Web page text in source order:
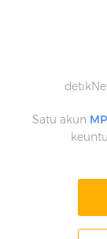
Satu akun